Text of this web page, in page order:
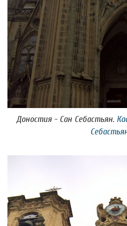
Доностия - Сан Себастьян.